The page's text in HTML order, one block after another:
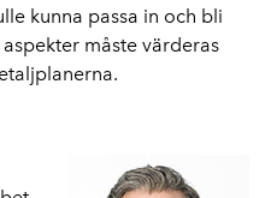
kunna passa in och bli
måste värderas